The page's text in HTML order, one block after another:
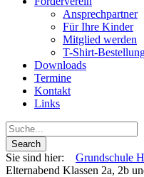
Ansprechpartner
Für Ihre Kinder
Mitglied werden
T-Shirt-
Downloads
Termine
Kontakt
Links
Sie sind hier: Grundschule
Elternabend Klassen 2a, 2b